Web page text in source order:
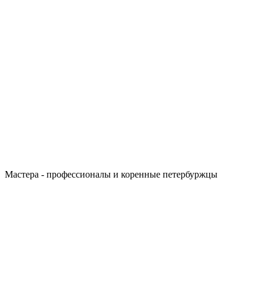
Мастера - профессионалы и коренные петербуржцы